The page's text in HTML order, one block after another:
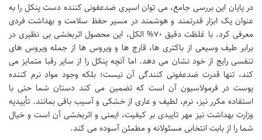
در پایان این بررسی جامع، می توان اسپری ضدعفونی کننده دست پنکل را به
عنوان یک ابزار قدرتمند و هوشمند در مسیر حفظ سلامت و بهداشت فردی
معرفی کرد. با غلظت دقیق ۷۰% الکل، این محصول اثربخشی بی نظیری در
برابر طیف وسیعی از باکتری ها، قارچ ها و ویروس ها از جمله ویروس های
تنفسی رایج از خود نشان می دهد. اما آنچه پنکل را از سایر رقبا متمایز می
کند، تنها قدرت ضدعفونی کنندگی آن نیست؛ بلکه وجود مواد نرم کننده
پوست در فرمولاسیون آن است که تضمین می کند دستان شما حتی با
استفاده مکرر نیز، نرم، لطیف و عاری از خشکی و آسیب باقی بمانند. تأییدیه
وزارت بهداشت نیز مهر تاییدی بر کیفیت، ایمنی و اثربخشی آن است و خیال
شما را از بابت انتخابی مسئولانه و مطمئن آسوده می کند.